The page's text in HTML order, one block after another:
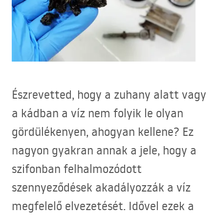
Észrevetted, hogy a zuhany alatt vagy
a kádban a víz nem folyik le olyan
gördülékenyen, ahogyan kellene? Ez
nagyon gyakran annak a jele, hogy a
szifonban felhalmozódott
szennyeződések akadályozzák a víz
megfelelő elvezetését. Idővel ezek a